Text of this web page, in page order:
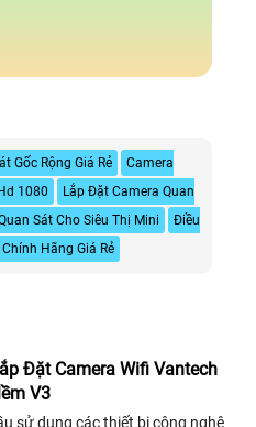
Gốc Rộng Giá Rẻ
Camera
1080
Lắp Đặt Camera Quan
Sát Cho Siêu Thị Mini
Điều
Hãng Giá Rẻ
Đặt Camera Wifi Vantech
V3
sử dụng các thiết bị công nghệ